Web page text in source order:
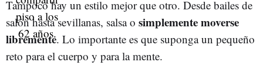
Tampoco hay un estilo mejor que otro. Desde bailes de
salón hasta sevillanas, salsa o simplemente moverse
libremente. Lo importante es que suponga un pequeño
reto para el cuerpo y para la mente.